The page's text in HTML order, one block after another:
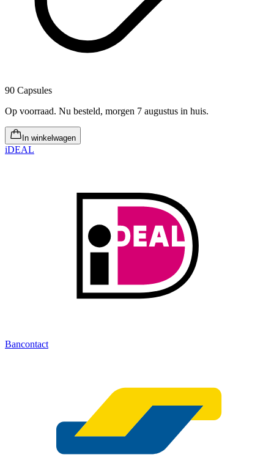
90 Capsules
Op voorraad. Nu besteld, morgen 7 augustus in huis.
In winkelwagen
iDEAL
Bancontact